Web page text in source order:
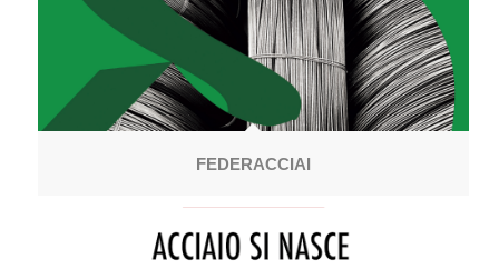
FEDERACCIAI